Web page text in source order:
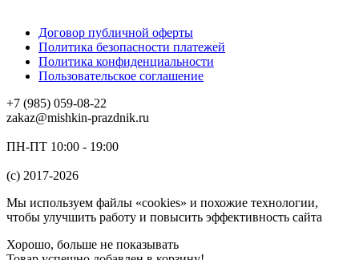
Договор публичной оферты
Политика безопасности платежей
Политика конфиденциальности
Пользовательское соглашение
+7 (985) 059-08-22
zakaz@mishkin-prazdnik.ru
ПН-ПТ 10:00 - 19:00
(c) 2017-2026
Мы используем файлы «cookies» и похожие технологии,
чтобы улучшить работу и повысить эффективность сайта
Хорошо, больше не показывать